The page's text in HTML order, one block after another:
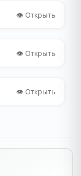
👁️ Открыть
👁️ Открыть
👁️ Открыть